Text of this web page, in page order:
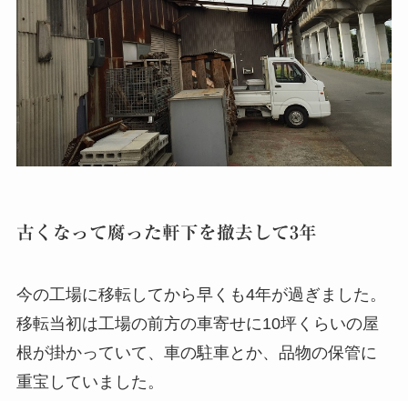
古くなって腐った軒下を撤去して3年
今の工場に移転してから早くも4年が過ぎました。
移転当初は工場の前方の車寄せに10坪くらいの屋
根が掛かっていて、車の駐車とか、品物の保管に
重宝していました。